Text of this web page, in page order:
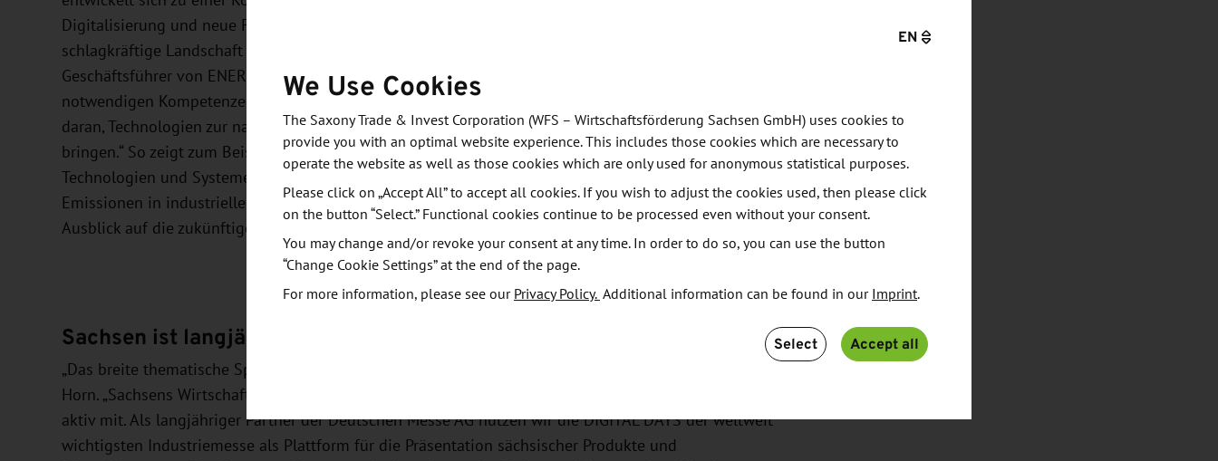
Digitalisierung und neue Fertigungstechnologien. „Sachsen ist bestens aufgestellt, um eine
schlagkräftige Landschaft für Wasserstofftechnologien aufzubauen“, sagt Lukas Rohleder,
Geschäftsführer von ENERGY SAXONY. „Der Freistaat verfügt bereits heute über die dafür
notwendigen Kompetenzen. Die sächsische Forschung arbeitet gemeinsam mit Industriepartnern
daran, Technologien zur nachhaltigen Produktion und Nutzung von Wasserstoff zur Marktreife zu
bringen.“ So zeigt zum Beispiel am 14. Juli das Dresdner Fraunhofer-Institut für Keramische
Technologien und Systeme (IKTS), warum grüner Wasserstoff der Schlüssel zur Reduzierung von CO2-
Emissionen in industriellen Prozessen ist. Und am 15. Juli gibt die Leipziger DBI-Gruppe einen
Ausblick auf die zukünftige Gasinfrastruktur mit Wasserstoff.
Sachsen ist langjähriger Partner der HANNOVER MESSE
„Das breite thematische Spektrum der Präsentationen aus Sachsen spricht für sich“, sagt Thomas
Horn. „Sachsens Wirtschaft steckt mittendrin in der industriellen Transformation und gestaltet diese
aktiv mit. Als langjähriger Partner der Deutschen Messe AG nutzen wir die DIGITAL DAYS der weltweit
wichtigsten Industriemesse als Plattform für die Präsentation sächsischer Produkte und
EN
We Use Cookies
The Saxony Trade & Invest Corporation (WFS – Wirtschaftsförderung Sachsen GmbH) uses cookies to
provide you with an optimal website experience. This includes those cookies which are necessary to
operate the website as well as those cookies which are only used for anonymous statistical purposes.
Please click on „Accept All” to accept all cookies. If you wish to adjust the cookies used, then please click
on the button “Select.” Functional cookies continue to be processed even without your consent.
You may change and/or revoke your consent at any time. In order to do so, you can use the button
“Change Cookie Settings” at the end of the page.
For more information, please see our Privacy Policy. Additional information can be found in our Imprint.
Select Accept all